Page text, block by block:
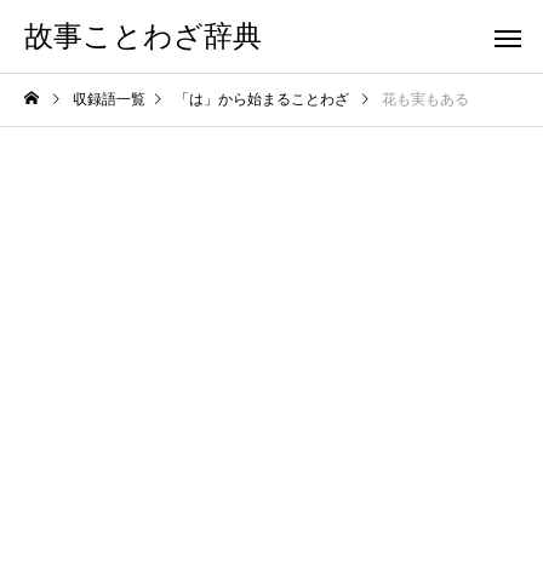
故事ことわざ辞典
収録語一覧 「は」から始まることわざ 花も実もある